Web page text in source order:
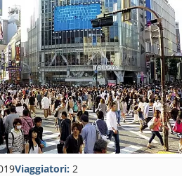
Viaggiatori: 2